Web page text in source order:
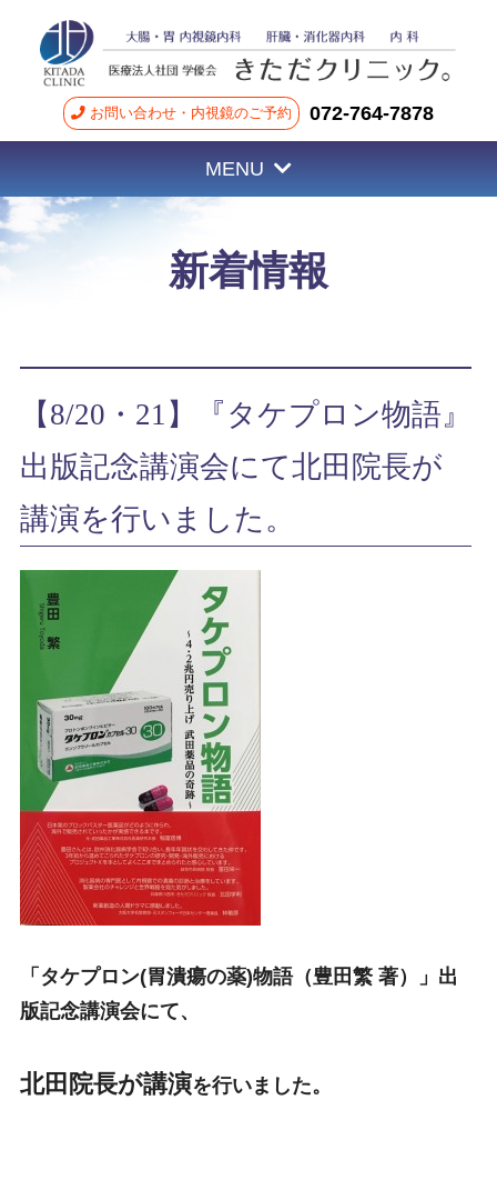
お問い合わせ・内視鏡のご予約 072-764-7878
MENU
新着情報
【8/20・21】『タケプロン物語』
出版記念講演会にて北田院長が
講演を行いました。
「タケプロン(胃潰瘍の薬)物語（豊田繁 著）」出
版記念講演会にて、
北田院長が講演を行いました。